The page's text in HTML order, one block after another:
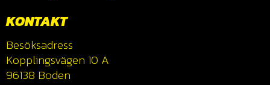
KONTAKT
Besöksadress
Kopplingsvägen 10 A
96138 Boden